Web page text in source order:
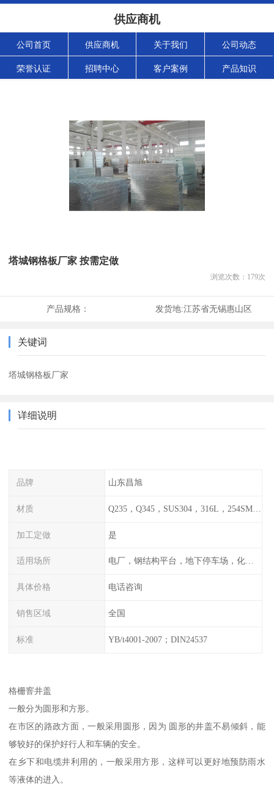
供应商机
公司首页 供应商机 关于我们 公司动态
荣誉认证 招聘中心 客户案例 产品知识
塔城钢格板厂家 按需定做
浏览次数： 179次
产品规格： 发货地:江苏省无锡惠山区
关键词
塔城钢格板厂家
详细说明
品牌 山东昌旭
材质 Q235，Q345，SUS304，316L，254SMO，2205
加工定做 是
适用场所 电厂，钢结构平台，地下停车场，化工平台，港口码头
具体价格 电话咨询
销售区域 全国
标准 YB/t4001-2007；DIN24537
格栅窨井盖
一般分为圆形和方形。
在市区的路政方面，一般采用圆形，因为 圆形的井盖不易倾斜，能
够较好的保护好行人和车辆的安全。
在乡下和电缆井利用的，一般采用方形，这样可以更好地预防雨水
等液体的进入。